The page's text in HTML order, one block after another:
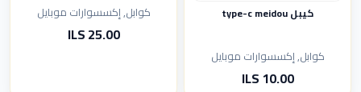
كيبل type-c meidou
كوابل, إكسسوارات موبايل
10.00 ILS
كوابل, إكسسوارات موبايل
25.00 ILS